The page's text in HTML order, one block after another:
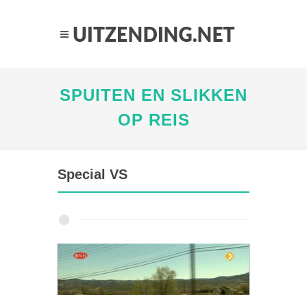
SPUITEN EN SLIKKEN
OP REIS
Special VS